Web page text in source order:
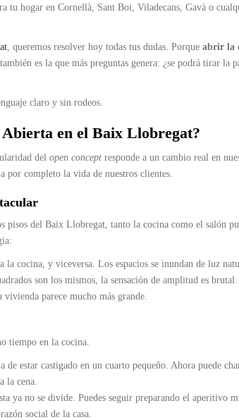
tu hogar en Cornellà, Sant Boi, Viladecans, Gavà o
, queremos resolver hoy todas tus dudas. Porque abrir la
es la que más preguntas genera: ¿se podrá tirar la
claro y sin rodeos.
en el Baix Llobregat?
del open concept responde a un cambio real en
por completo la vida de nuestros clientes.
del Baix Llobregat, tanto la cocina como el salón
la cocina, y viceversa. Los espacios se inundan de luz
son los mismos, la sensación de amplitud es
parece mucho más grande.
tiempo en la cocina.
de estar castigado en un cuarto pequeño. Ahora puede
la cena.
ya no se divide. Puedes seguir preparando el aperitivo
social de la casa.